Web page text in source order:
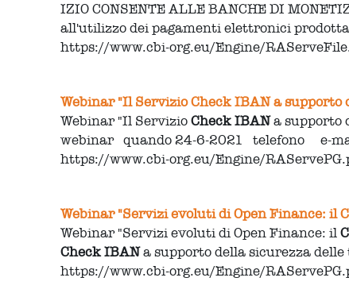
IZIO CONSENTE ALLE BANCHE DI
all'utilizzo dei pagamenti elettronici
https://www.cbi-org.eu/Engine/
Webinar "Il Servizio Check IBAN a
Webinar "Il ServizioCheckIBANa supporto
webinar quando 24-6-2021 telefono e-
https://www.cbi-org.eu/Engine/
Webinar "Servizi evoluti di Open Finance: il
Webinar "Servizi evoluti di Open Finance: il
CheckIBANa supporto della sicurezza
https://www.cbi-org.eu/Engine/